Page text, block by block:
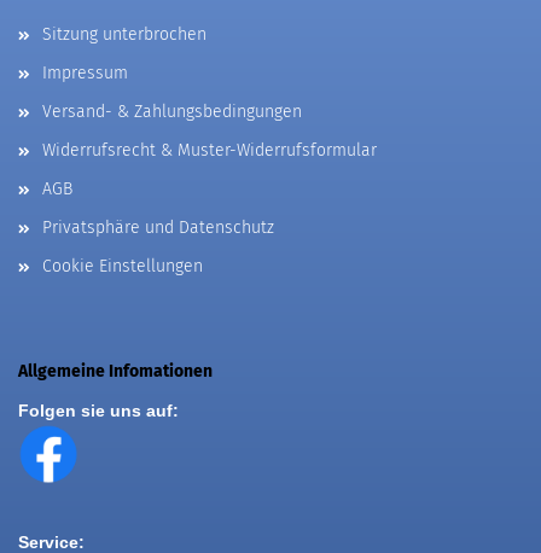
Sitzung unterbrochen
Impressum
Versand- & Zahlungsbedingungen
Widerrufsrecht & Muster-Widerrufsformular
AGB
Privatsphäre und Datenschutz
Cookie Einstellungen
Allgemeine Infomationen
Folgen sie uns auf:
Service: